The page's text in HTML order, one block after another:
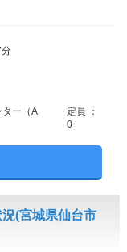
ター（A
定員 ：
0
(宮城県仙台市